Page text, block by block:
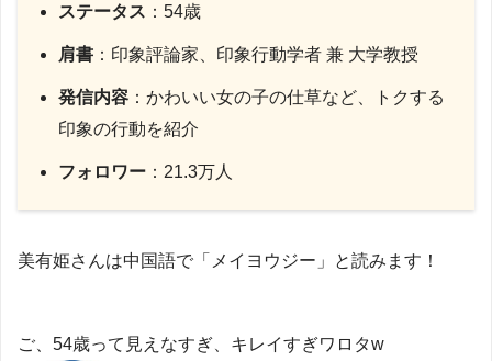
ステータス ：54歳
肩書 ：印象評論家、印象行動学者 兼 大学教授
発信内容 ：かわいい女の子の仕草など、トクする
印象の行動を紹介
フォロワー ：21.3万人
美有姫さんは中国語で「メイヨウジー」と読みます！
ご、54歳って見えなすぎ、キレイすぎワロタw